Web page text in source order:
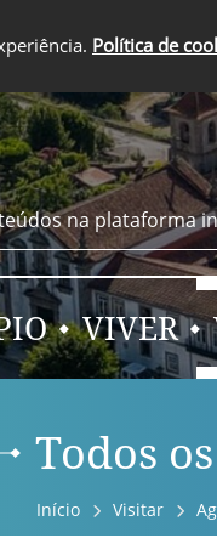
Política de
VIVER
Todos
Início Visitar